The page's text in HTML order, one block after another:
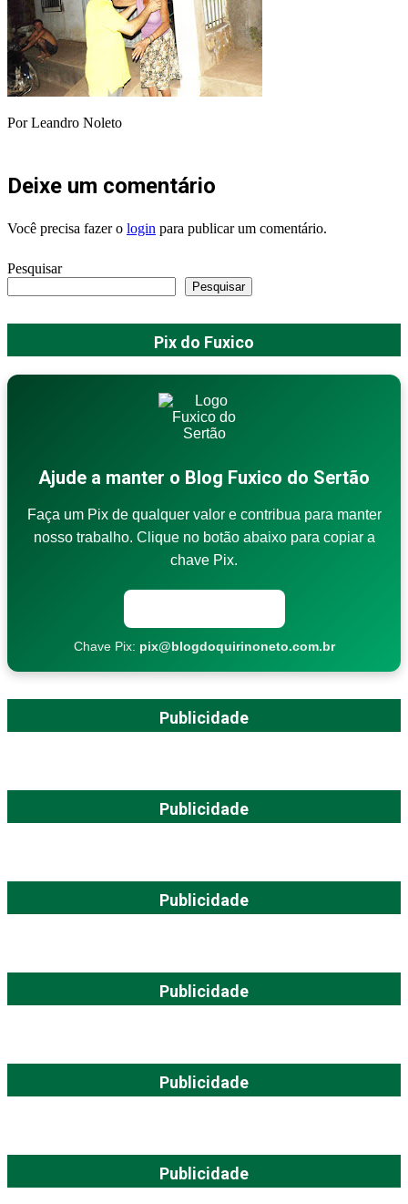
Por Leandro Noleto
Deixe um comentário
Você precisa fazer o login para publicar um comentário.
Pesquisar
Pesquisar
Pix do Fuxico
Ajude a manter o Blog Fuxico do Sertão
Faça um Pix de qualquer valor e contribua para manter
nosso trabalho. Clique no botão abaixo para copiar a
chave Pix.
Chave Pix: pix@blogdoquirinoneto.com.br
Publicidade
Publicidade
Publicidade
Publicidade
Publicidade
Publicidade